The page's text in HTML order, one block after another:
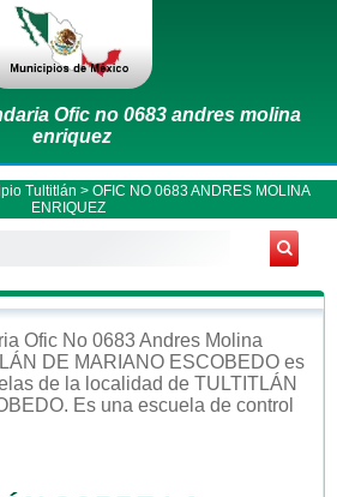
Ofic no 0683 andres molina
enriquez
Tultitlán > OFIC NO 0683 ANDRES MOLINA
ENRIQUEZ
Ofic No 0683 Andres Molina
DE MARIANO ESCOBEDO es
de la localidad de TULTITLÁN
. Es una escuela de control